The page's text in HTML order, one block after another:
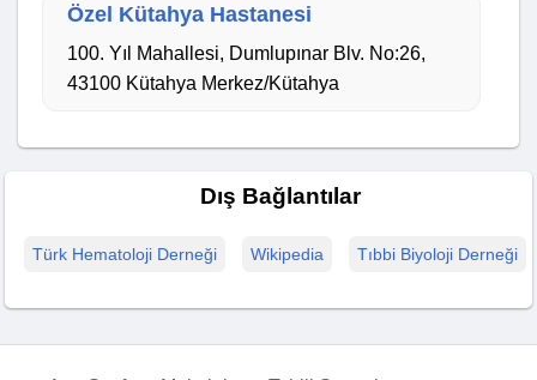
Özel Kütahya Hastanesi
100. Yıl Mahallesi, Dumlupınar Blv. No:26,
43100 Kütahya Merkez/Kütahya
Dış Bağlantılar
Türk Hematoloji Derneği Wikipedia Tıbbi Biyoloji Derneği